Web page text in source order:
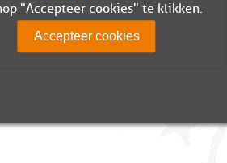
"Accepteer cookies" te klikken.
Accepteer cookies